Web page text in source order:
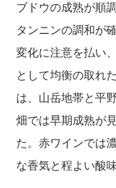
ブドウの成熟が順
タンニンの調和が
変化に注意を払い
として均衡の取れ
は、山岳地帯と平
畑では早期成熟が
た。赤ワインでは
な香気と程よい酸